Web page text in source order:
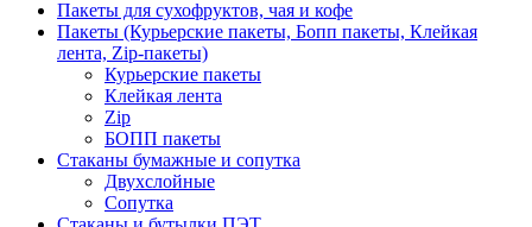
Пакеты для сухофруктов, чая и кофе
Пакеты (Курьерские пакеты, Бопп пакеты, Клейкая
лента, Zip-пакеты)
Курьерские пакеты
Клейкая лента
Zip
БОПП пакеты
Стаканы бумажные и сопутка
Двухслойные
Сопутка